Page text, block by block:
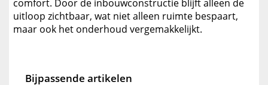
comfort. Door de inbouwconstructie blijft alleen de
uitloop zichtbaar, wat niet alleen ruimte bespaart,
maar ook het onderhoud vergemakkelijkt.
Bijpassende artikelen